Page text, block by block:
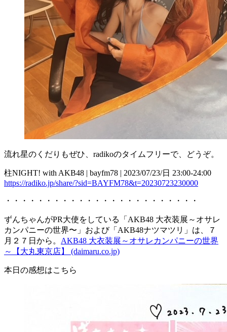
流れ星のくだりもぜひ、radikoのタイムフリーで、どうぞ。
柱NIGHT! with AKB48 | bayfm78 | 2023/07/23/日 23:00-24:00
https://radiko.jp/share/?sid=BAYFM78&t=20230723230000
・・・・・・・・・・・・・・・・・・・・・・・・
ずんちゃんがPR大使をしている「AKB48 大衣装展～オサレ
カンパニーの世界〜」および「AKB48ナツマツリ」は、７
月２７日から。 AKB48 大衣装展～オサレカンパニーの世界
～【大丸東京店】 (daimaru.co.jp)
本日の感想はこちら